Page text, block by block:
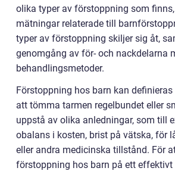
olika typer av förstoppning som
mätningar relaterade till
typer av förstoppning skiljer sig åt,
genomgång av för- och nackdelarna
behandlingsmetoder.
Förstoppning hos barn kan
att tömma tarmen regelbundet eller
uppstå av olika anledningar, som till
obalans i kosten, brist på vätska, för
eller andra medicinska tillstånd. För
förstoppning hos barn på ett